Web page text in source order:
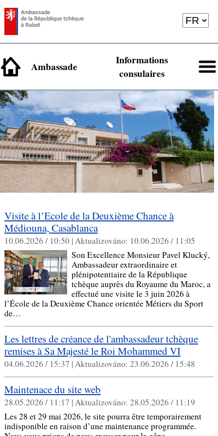
Ambassade
Informations
consulaires
Visite à l’Ecole de la Deuxième Chance à
Médiouna, Casablanca
10.06.2026 / 10:50 |Aktualizováno: 10.06.2026 / 11:05
Son Excellence Monsieur Pavel Klucký,
Ambassadeur extraordinaire et
plénipotentiaire de la République
tchèque auprès du Royaume du Maroc, a
effectué une visite le 3 juin 2026 à
l’École de la Deuxième Chance orientée Métiers du Sport
de…
Les lettres de créance de l'ambassadeur tchèque
remises à Sa Majesté le Roi Mohammed VI
04.06.2026 / 15:37 |Aktualizováno: 23.06.2026 / 15:48
Maintenace du site web
28.05.2026 / 11:17 |Aktualizováno: 28.05.2026 / 11:19
Les 28 et 29 mai 2026, le site pourra être temporairement
indisponible en raison d’une maintenance programmée.